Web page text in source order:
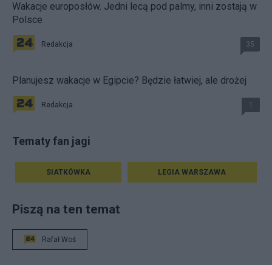
Wakacje europosłów. Jedni lecą pod palmy, inni zostają w
Polsce
Redakcja 35
Planujesz wakacje w Egipcie? Będzie łatwiej, ale drożej
Redakcja 1
Tematy fan jagi
SIATKÓWKA LEGIA WARSZAWA
Piszą na ten temat
Rafał Woś